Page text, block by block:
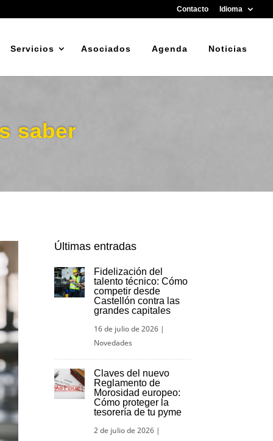
Contacto Idioma
Servicios Asociados Agenda Noticias
saber
Últimas entradas
Fidelización del
talento técnico: Cómo
competir desde
Castellón contra las
grandes capitales
16 de julio de 2026 |
Novedades
Claves del nuevo
Reglamento de
Morosidad europeo:
Cómo proteger la
tesorería de tu pyme
2 de julio de 2026 |